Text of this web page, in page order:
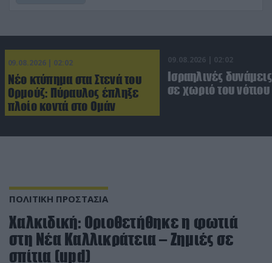
09.08.2026 | 02:02
Νέο κτύπημα στα Στενά του
Ορμούζ: Πύραυλος έπληξε
πλοίο κοντά στο Ομάν
09.08.2026 | 02:02
Ισραηλινές
σε χωριό του
ΠΟΛΙΤΙΚΗ ΠΡΟΣΤΑΣΙΑ
Χαλκιδική: Oριοθετήθηκε η φωτιά
στη Νέα Καλλικράτεια – Ζημιές σε
σπίτια (upd)